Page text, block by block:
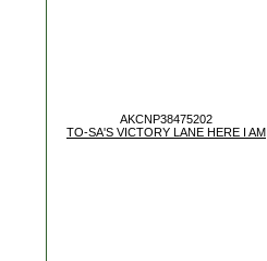
AKCNP38475202
TO-SA'S VICTORY LANE HERE I AM